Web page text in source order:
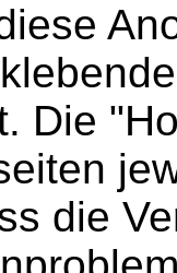
Die
die